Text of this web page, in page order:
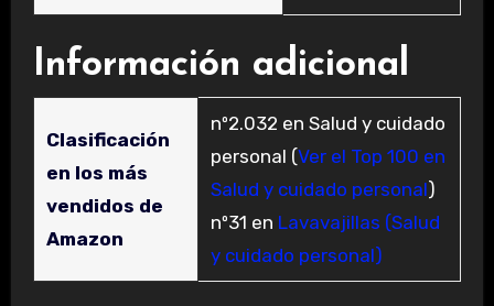
Información adicional
Clasificación
en los más
vendidos de
Amazon
nº2.032 en Salud y cuidado
personal (Ver el Top 100 en
Salud y cuidado personal)
nº31 en Lavavajillas (Salud
y cuidado personal)